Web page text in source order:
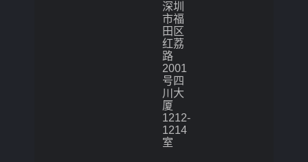
深圳
市福
田区
红荔
路
2001
号四
川大
厦
1212-
1214
室